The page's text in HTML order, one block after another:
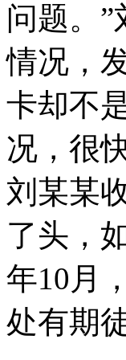
问题。
情况，
卡却不
况，很
刘某某
了头，
年10月
处有期